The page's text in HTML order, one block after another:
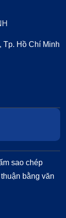
Hồ Chí Minh
sao chép
bằng văn